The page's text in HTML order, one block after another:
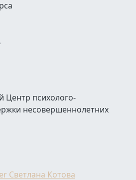
Центр психолого-
несовершеннолетних